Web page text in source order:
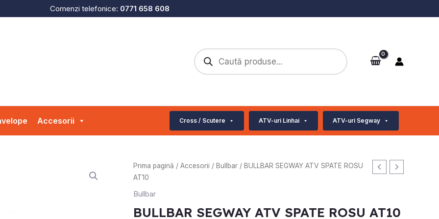
Comenzi telefonice: 0771 658 608
Products
search
Accesorii Cross / Scutere ATV-uri Linhai ATV-uri Segway
Prima pagină / Accesorii / Bullbar / BULLBAR SEGWAY ATV SPATE ROSU
AT10
Bullbar
BULLBAR SEGWAY ATV SPATE ROSU AT10
Cantitate
BULLBAR
SPATE